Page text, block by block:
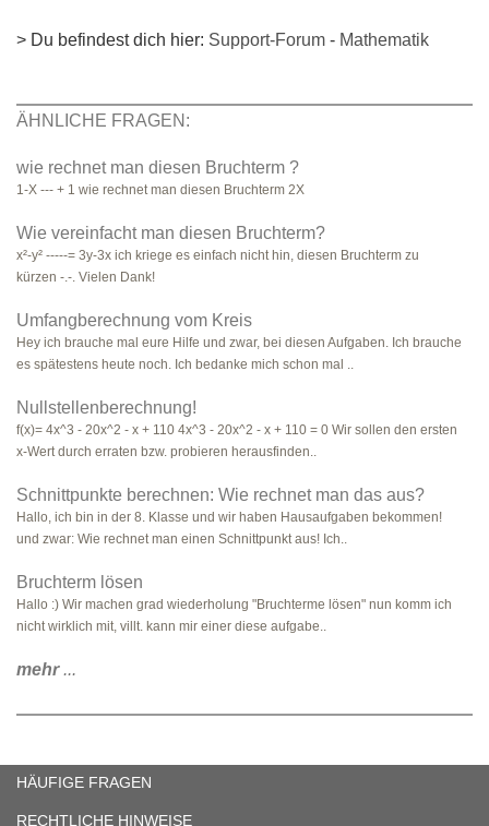
> Du befindest dich hier: Support-Forum - Mathematik
ÄHNLICHE FRAGEN:
wie rechnet man diesen Bruchterm ?
1-X --- + 1 wie rechnet man diesen Bruchterm 2X
Wie vereinfacht man diesen Bruchterm?
x²-y² -----= 3y-3x ich kriege es einfach nicht hin, diesen Bruchterm zu
kürzen -.-. Vielen Dank!
Umfangberechnung vom Kreis
Hey ich brauche mal eure Hilfe und zwar, bei diesen Aufgaben. Ich brauche
es spätestens heute noch. Ich bedanke mich schon mal ..
Nullstellenberechnung!
f(x)= 4x^3 - 20x^2 - x + 110 4x^3 - 20x^2 - x + 110 = 0 Wir sollen den ersten
x-Wert durch erraten bzw. probieren herausfinden..
Schnittpunkte berechnen: Wie rechnet man das aus?
Hallo, ich bin in der 8. Klasse und wir haben Hausaufgaben bekommen!
und zwar: Wie rechnet man einen Schnittpunkt aus! Ich..
Bruchterm lösen
Hallo :) Wir machen grad wiederholung "Bruchterme lösen" nun komm ich
nicht wirklich mit, villt. kann mir einer diese aufgabe..
mehr...
HÄUFIGE FRAGEN
RECHTLICHE HINWEISE